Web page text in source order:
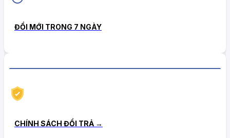
ĐỔI MỚI TRONG 7 NGÀY
CHÍNH SÁCH ĐỔI TRẢ →